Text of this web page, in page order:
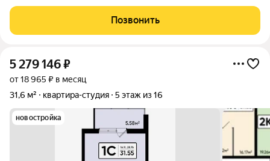
находится на Комсомольской улице, дом построен в 2019 году.
Это современный монолитный дом с
Позвонить
5 279 146₽
от 18 965 ₽ в месяц
31,6 м²
квартира-студия 5 этаж из 16
новостройка